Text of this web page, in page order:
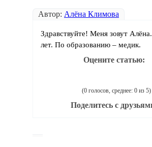
Автор: Алёна Климова
Здравствуйте! Меня зовут
лет. По образованию – медик.
Оцените статью:
(0 голосов, среднее: 0 из 5)
Поделитесь с